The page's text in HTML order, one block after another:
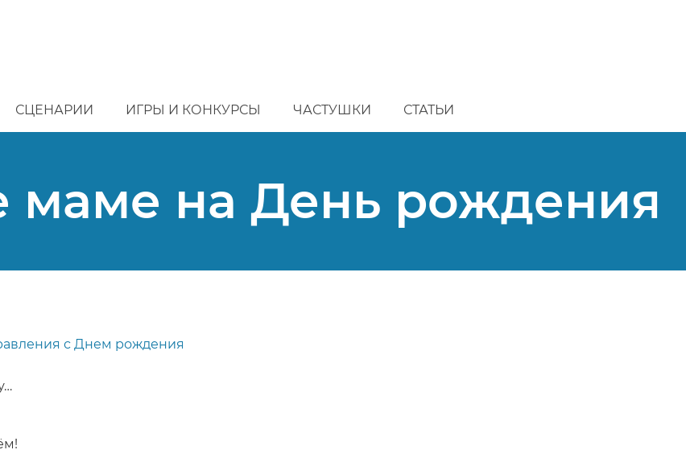
СЦЕНАРИИ ИГРЫ И КОНКУРСЫ ЧАСТУШКИ СТАТЬИ
маме на День рождения
с Днем рождения